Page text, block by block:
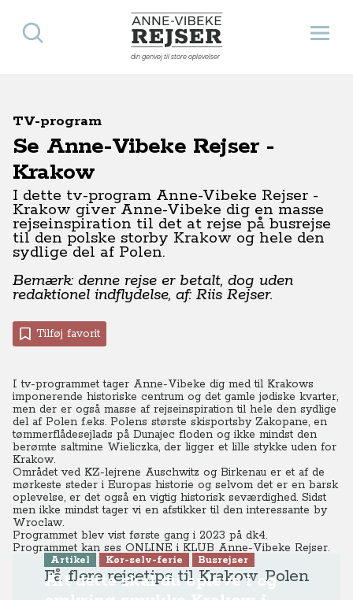
Anne-Vibeke Rejser
din genvej til store oplevelser
Åbn
Søg
TV-program
Se Anne-Vibeke Rejser -
Krakow
I dette tv-program Anne-Vibeke Rejser -
Krakow giver Anne-Vibeke dig en masse
rejseinspiration til det at rejse på busrejse
til den polske storby Krakow og hele den
sydlige del af Polen.
Bemærk: denne rejse er betalt, dog uden
redaktionel indflydelse, af: Riis Rejser.
Tilføj favorit
I tv-programmet tager Anne-Vibeke dig med til Krakows
imponerende historiske centrum og det gamle jødiske kvarter,
men der er også masse af rejseinspiration til hele den sydlige
del af Polen f.eks. Polens største skisportsby Zakopane, en
tømmerflådesejlads på Dunajec floden og ikke mindst den
berømte saltmine Wieliczka, der ligger et lille stykke uden for
Krakow.
Området ved KZ-lejrene Auschwitz og Birkenau er et af de
mørkeste steder i Europas historie og selvom det er en barsk
oplevelse, er det også en vigtig historisk seværdighed. Sidst
men ikke mindst tager vi en afstikker til den interessante by
Wroclaw.
Programmet blev vist første gang i 2023 på dk4.
Programmet kan ses ONLINEi KLUB Anne-Vibeke Rejser.
Få flere rejsetips til Krakow, Polen
Artikel Kør-selv-ferie Busrejser
Alt dette skal du opleve i og